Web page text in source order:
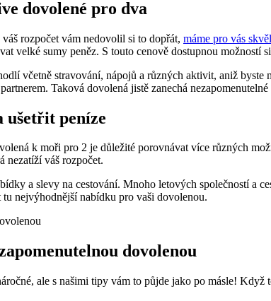
dovolené pro dva
rozpočet vám nedovolil si to dopřát,⁢ máme pro vás
velké⁣ sumy peněz. S​ touto cenově ​dostupnou
včetně stravování, nápojů a různých aktivit, aniž
Taková dovolená⁢ jistě⁣ zanechá
ušetřit⁤ peníze
k moři pro 2 je důležité porovnávat více různých‍
nezatíží váš rozpočet.
a ​slevy na cestování.⁢ Mnoho letových společností ‌a
nejvýhodnější nabídku pro ⁢vaši dovolenou.
‍dovolenou
ale s našimi tipy vám to půjde jako po másle!